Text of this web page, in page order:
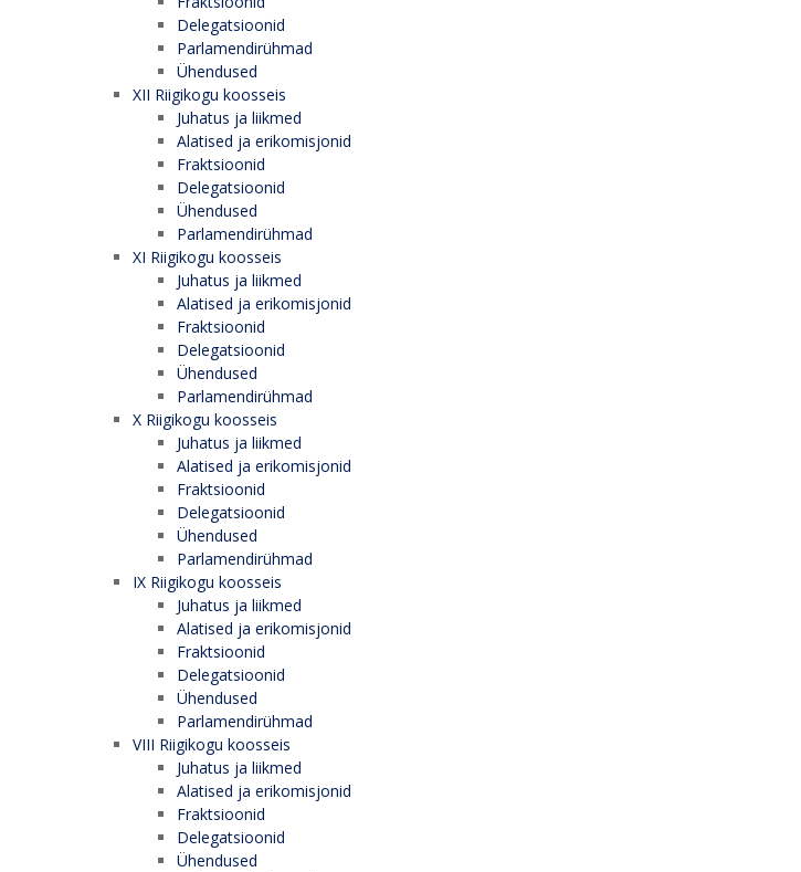
Delegatsioonid
Parlamendirühmad
Ühendused
XII Riigikogu koosseis
Juhatus ja liikmed
Alatised ja erikomisjonid
Fraktsioonid
Delegatsioonid
Ühendused
Parlamendirühmad
XI Riigikogu koosseis
Juhatus ja liikmed
Alatised ja erikomisjonid
Fraktsioonid
Delegatsioonid
Ühendused
Parlamendirühmad
X Riigikogu koosseis
Juhatus ja liikmed
Alatised ja erikomisjonid
Fraktsioonid
Delegatsioonid
Ühendused
Parlamendirühmad
IX Riigikogu koosseis
Juhatus ja liikmed
Alatised ja erikomisjonid
Fraktsioonid
Delegatsioonid
Ühendused
Parlamendirühmad
VIII Riigikogu koosseis
Juhatus ja liikmed
Alatised ja erikomisjonid
Fraktsioonid
Delegatsioonid
Ühendused